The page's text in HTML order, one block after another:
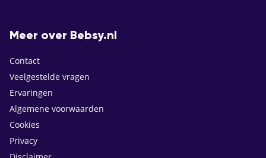
Meer over Bebsy.nl
Contact
Veelgestelde vragen
Ervaringen
Algemene voorwaarden
Cookies
Privacy